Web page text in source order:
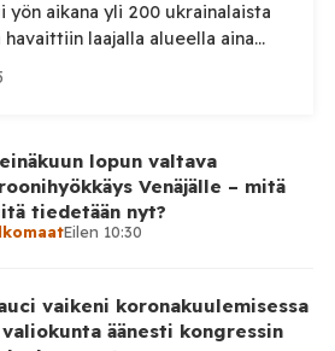
aikana yli 200 ukrainalaista
havaittiin laajalla alueella aina
puolustusministeriön virallisen
alusta torstai-illan 6. elokuuta
elokuuta välisenä aikana.
aikaväliä kello 20–08
mukaan drooneja
lopun valtava
Venäjälle – mitä
tiedetään nyt?
Eilen 10:30
vaikeni koronakuulemisessa
äänesti kongressin